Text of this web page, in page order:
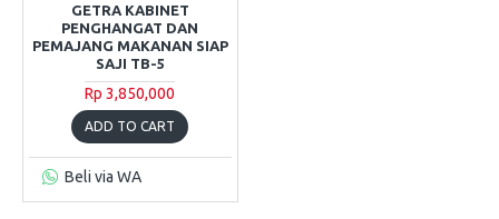
GETRA KABINET
PENGHANGAT DAN
PEMAJANG MAKANAN SIAP
SAJI TB-5
Rp 3,850,000
ADD TO CART
Beli via WA